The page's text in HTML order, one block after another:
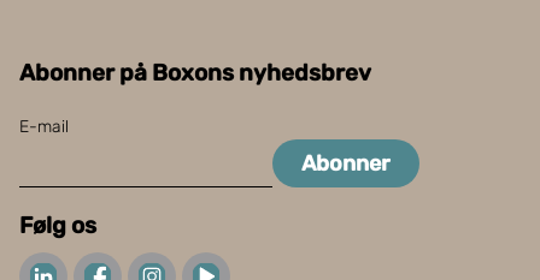
Abonner på Boxons nyhedsbrev
E-mail
Abonner
Følg os